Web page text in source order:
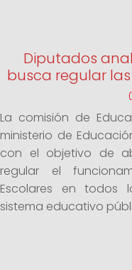
Diputados
busca regular
La comisión de
ministerio de
con el objetivo de
regular el
Escolares en todos
sistema educativo